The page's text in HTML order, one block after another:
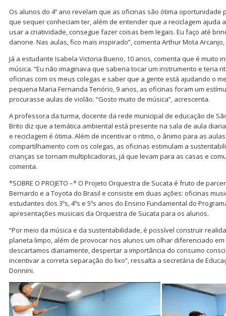
Os alunos do 4º ano revelam que as oficinas são ótima
que sequer conheciam ter, além de entender que a reciclagem ajuda
usar a criatividade, consegue fazer coisas bem legais. Eu faço até
danone. Nas aulas, fico mais inspirado”, comenta Arthur Mota Arcanjo,
Já a estudante Isabela Victoria Bueno, 10 anos, comenta que é muito
música. “Eu não imaginava que saberia tocar um instrumento e teria
oficinas com os meus colegas e saber que a gente está ajudando o
pequena Maria Fernanda Tenório, 9 anos, as oficinas foram um
procurasse aulas de violão. “Gosto muito de música”, acrescenta.
A professora da turma, docente da rede municipal de educação de
Brito diz que a temática ambiental está presente na sala de aula
e reciclagem é ótima. Além de incentivar o ritmo, o ânimo para as
compartilhamento com os colegas, as oficinas estimulam a
crianças se tornam multiplicadoras, já que levam para as casas e
comenta.
*SOBRE O PROJETO –* O Projeto Orquestra de Sucata é fruto de
Bernardo e a Toyota do Brasil e consiste em duas ações: oficinas
estudantes dos 3ºs, 4ºs e 5ºs anos do Ensino Fundamental do
apresentações musicais da Orquestra de Sucata para os alunos.
“Por meio da música e da sustentabilidade, é possível construir
planeta limpo, além de provocar nos alunos um olhar diferenciado
descartamos diariamente, despertar a importância do consumo
incentivar a correta separação do lixo”, ressalta a secretária de
Donnini.